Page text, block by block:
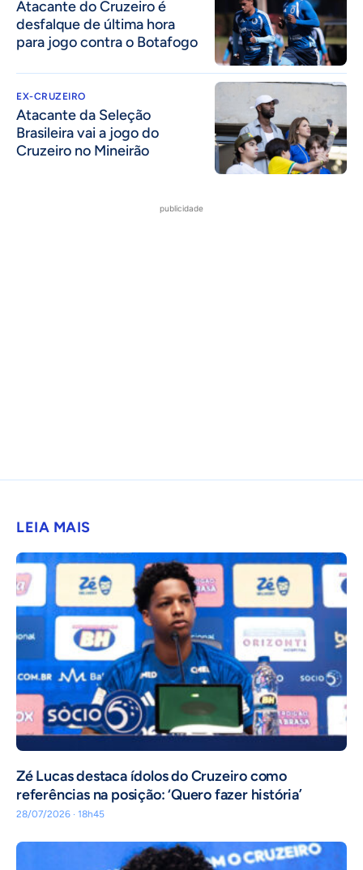
Atacante do Cruzeiro é
desfalque de última hora
para jogo contra o Botafogo
EX-CRUZEIRO
Atacante da Seleção
Brasileira vai a jogo do
Cruzeiro no Mineirão
publicidade
LEIA MAIS
Zé Lucas destaca ídolos do Cruzeiro como
referências na posição: ‘Quero fazer história’
28/07/2026 · 18h45